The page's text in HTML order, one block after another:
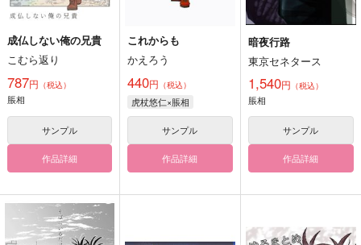
成仏しない俺の兄貴
こむら返り
787円 （税込）
脹相
サンプル
作品詳細
これからも
かえろう
440円 （税込）
虎杖悠仁×脹相
サンプル
作品詳細
暗夜行路
東京セネタース
1,540円 （税込）
脹相
サンプル
作品詳細